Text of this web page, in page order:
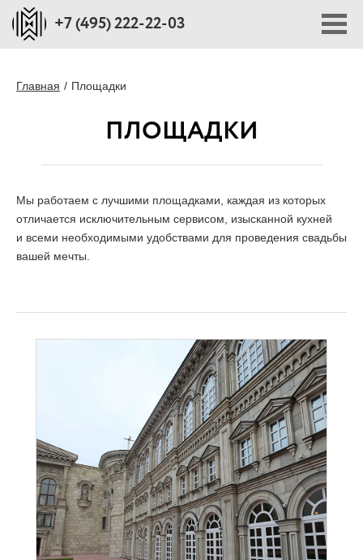
+7 (495) 222-22-03
ПЛОЩАДКИ
БЛОГ
ПРЕССА О НАС
ОТЗЫВЫ
КОНТАКТЫ
Главная Площадки
ПЛОЩАДКИ
Мы работаем с лучшими площадками, каждая из которых
отличается исключительным сервисом, изысканной кухней
и всеми необходимыми удобствами для проведения свадьбы
вашей мечты.